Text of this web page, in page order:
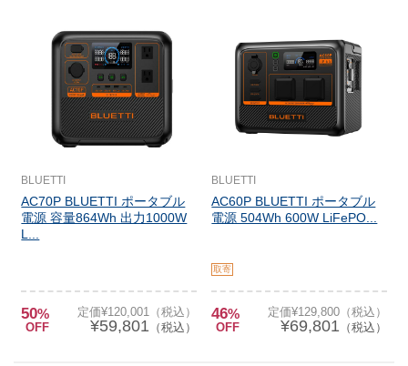
BLUETTI
AC70P BLUETTI ポータブル
電源 容量864Wh 出力1000W
L...
50%
OFF
定価¥120,001（税込）
¥59,801 （税込）
BLUETTI
AC60P BLUETTI ポータブル
電源 504Wh 600W LiFePO...
取寄
46%
OFF
定価¥129,800（税込）
¥69,801 （税込）